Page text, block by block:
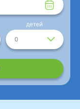
0
детей